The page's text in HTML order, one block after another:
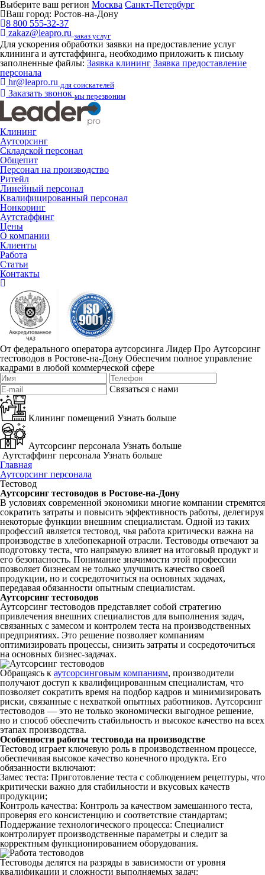
Выберите ваш регион Москва Санкт-Петербург
Ваш город: Ростов-на-Дону
8 800 555-32-37
zakaz@leapro.ru заказ услуг
Для ускорения обработки заявки на предоставление услуг
клининга и аутстаффинга, необходимо приложить к письму
заполненные файлы: Заявка клининг Заявка предоставление
персонала
hr@leapro.ru для соискателей
Заказать звонок мы перезвоним
Клининг
Аутсорсинг
Складской персонал
Общепит
Персонал на производство
Ритейл
Линейный персонал
Квалифицированный персонал
Нонкоринг
Аутстаффинг
Цены
О компании
Клиенты
Работа
Статьи
Контакты
От федерального оператора аутсорсинга Лидер Про Аутсорсинг
тестоводов в Ростове-на-Дону Обеспечим полное управление
кадрами в любой коммерческой сфере
Связаться с нами
Клининг помещений Узнать больше
Аутсорсинг персонала Узнать больше
Аутстаффинг персонала Узнать больше
Главная
Аутсорсинг персонала
Тестовод
Аутсорсинг тестоводов в Ростове-на-Дону
В условиях современной экономики многие компании стремятся
сократить затраты и повысить эффективность работы, делегируя
некоторые функции внешним специалистам. Одной из таких
профессий является тестовод, чья работа критически важна на
производстве в хлебопекарной отрасли. Тестоводы отвечают за
подготовку теста, что напрямую влияет на итоговый продукт и
его безопасность. Понимание значимости этой профессии
позволяет бизнесам не только улучшить качество своей
продукции, но и сосредоточиться на основных задачах,
передавая обязанности опытным специалистам.
Аутсорсинг тестоводов
Аутсорсинг тестоводов представляет собой стратегию
привлечения внешних специалистов для выполнения задач,
связанных с замесом и контролем теста на производственных
предприятиях. Это решение позволяет компаниям
оптимизировать процессы, снизить затраты и сосредоточиться
на основных бизнес-задачах.
Обращаясь к аутсорсинговым компаниям, производители
получают доступ к квалифицированным специалистам, что
позволяет сократить время на подбор кадров и минимизировать
риски, связанные с нехваткой опытных работников. Аутсорсинг
тестоводов — это не только экономически выгодное решение,
но и способ обеспечить стабильность и высокое качество на всех
этапах производства.
Особенности работы тестовода на производстве
Тестовод играет ключевую роль в производственном процессе,
обеспечивая высокое качество конечного продукта. Его
обязанности включают:
Замес теста: Приготовление теста с соблюдением рецептуры, что
критически важно для стабильности и вкусовых качеств
продукции;
Контроль качества: Контроль за качеством замешанного теста,
проверяя его консистенцию и соответствие стандартам;
Поддержание технологического процесса: Специалист
контролирует производственные параметры и следит за
корректным функционированием оборудования.
Тестоводы делятся на разряды в зависимости от уровня
квалификации и сложности выполняемых задач: